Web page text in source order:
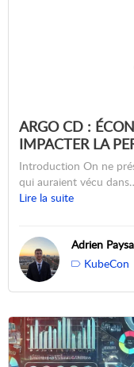
ARGO CD :
IMPACTER LA
Introduction On ne
qui auraient vécu
Lire la suite
Adrien
KubeCon